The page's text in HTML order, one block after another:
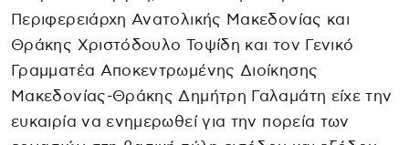
Περιφερειάρχη Ανατολικής Μακεδονίας και
Θράκης Χριστόδουλο Τοψίδη και τον Γενικό
Γραμματέα Αποκεντρωμένης Διοίκησης
Μακεδονίας-Θράκης Δημήτρη Γαλαμάτη είχε την
ευκαιρία να ενημερωθεί για την πορεία των